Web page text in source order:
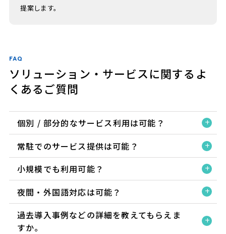
提案します。
FAQ
ソリューション・サービスに関するよ
くあるご質問
個別 / 部分的なサービス利用は可能？
常駐でのサービス提供は可能？
小規模でも利用可能？
夜間・外国語対応は可能？
過去導入事例などの詳細を教えてもらえま
すか。